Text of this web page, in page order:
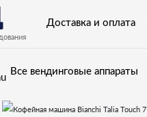
Доставка и оплата
Все вендинговые аппараты